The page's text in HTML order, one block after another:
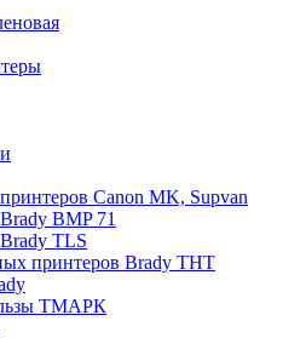
Canon MK, Supvan
BMP 71
TLS
принтеров Brady THT
ТМАРК